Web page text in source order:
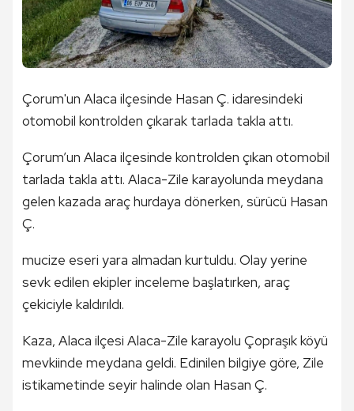
Çorum'un Alaca ilçesinde Hasan Ç. idaresindeki
otomobil kontrolden çıkarak tarlada takla attı.
Çorum’un Alaca ilçesinde kontrolden çıkan otomobil
tarlada takla attı. Alaca-Zile karayolunda meydana
gelen kazada araç hurdaya dönerken, sürücü Hasan
Ç.
mucize eseri yara almadan kurtuldu. Olay yerine
sevk edilen ekipler inceleme başlatırken, araç
çekiciyle kaldırıldı.
Kaza, Alaca ilçesi Alaca-Zile karayolu Çopraşık köyü
mevkiinde meydana geldi. Edinilen bilgiye göre, Zile
istikametinde seyir halinde olan Hasan Ç.